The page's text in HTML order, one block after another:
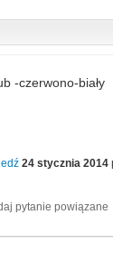
-czerwono-biały
24 stycznia 2014